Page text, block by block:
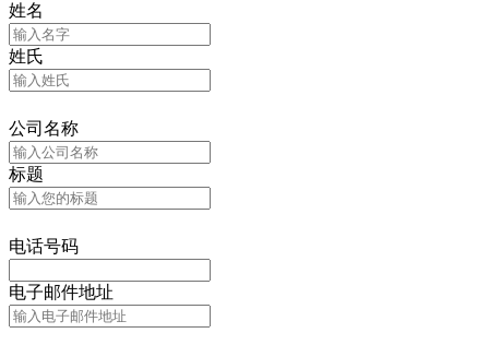
姓名
姓氏
公司名称
标题
电话号码
电子邮件地址